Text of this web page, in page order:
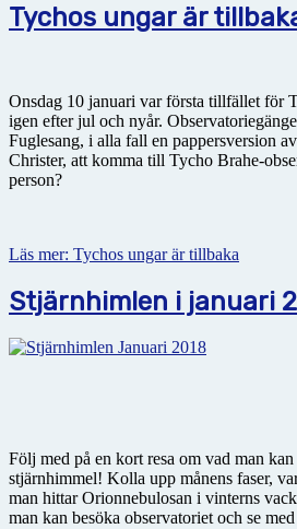
Tychos ungar är
Onsdag 10 januari var första tillfället för
igen efter jul och nyår.
Fuglesang, i alla fall en pappersversion
Christer, att komma till Tycho Brahe-
person?
Läs mer: Tychos ungar är tillbaka
Stjärnhimlen i januari
Följ med på en kort resa om vad man
stjärnhimmel! Kolla upp månens faser,
man hittar Orionnebulosan i vinterns
man kan besöka observatoriet och se